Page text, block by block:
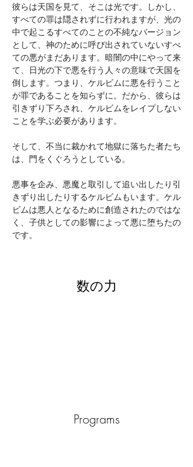
彼らは天国を見て、そこは光です。しかし、
すべての罪は隠されずに行われますが、光の
中で起こるすべてのことの不純なバージョン
として、神のために呼び出されていないすべ
ての悪がまだあります。暗闇の中にやって来
て、日光の下で悪を行う人々の意味で天国を
倒します。つまり、ケルビムに悪を行うこと
が罪であることを知らずに。だから、彼らは
引きずり下ろされ、ケルビムをレイプしない
ことを学ぶ必要があります。
そして、不当に裁かれて地獄に落ちた者たち
は、門をくぐろうとしている。
悪事を企み、悪魔と取引して追い出したり引
きずり出したりするケルビムもいます。ケル
ビムは悪人となるために創造されたのではな
く、子供としての影響によって悪に堕ちたの
です。
数の力
Programs